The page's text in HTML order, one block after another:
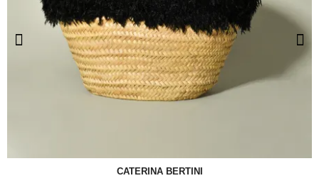
CATERINA BERTINI